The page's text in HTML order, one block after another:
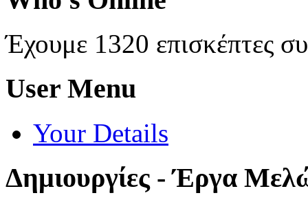
Έχουμε 1320 επισκέπτες
User Menu
Your Details
Δημιουργίες - Έργα